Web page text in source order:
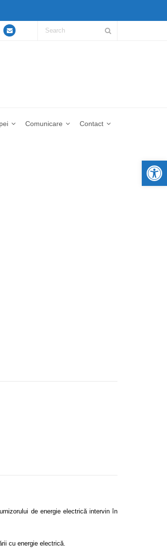
Comunicare Contact
de energie electrică intervin în
cu energie electrică.